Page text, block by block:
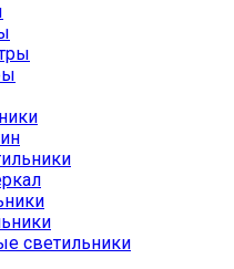
светильники